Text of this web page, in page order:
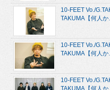
10-FEET Vo./
TAKUMA【何人か
10-FEET Vo./
TAKUMA【何人か
10-FEET Vo./
TAKUMA【何人か...